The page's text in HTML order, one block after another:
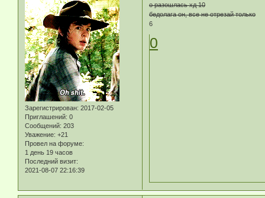
Зарегистрирован: 2017-02-05
Приглашений: 0
Сообщений: 203
Уважение: +21
Провел на форуме:
1 день 19 часов
Последний визит:
2021-08-07 22:16:39
о разошлась хд 10
бедолага он, все не отрезай только
6
0